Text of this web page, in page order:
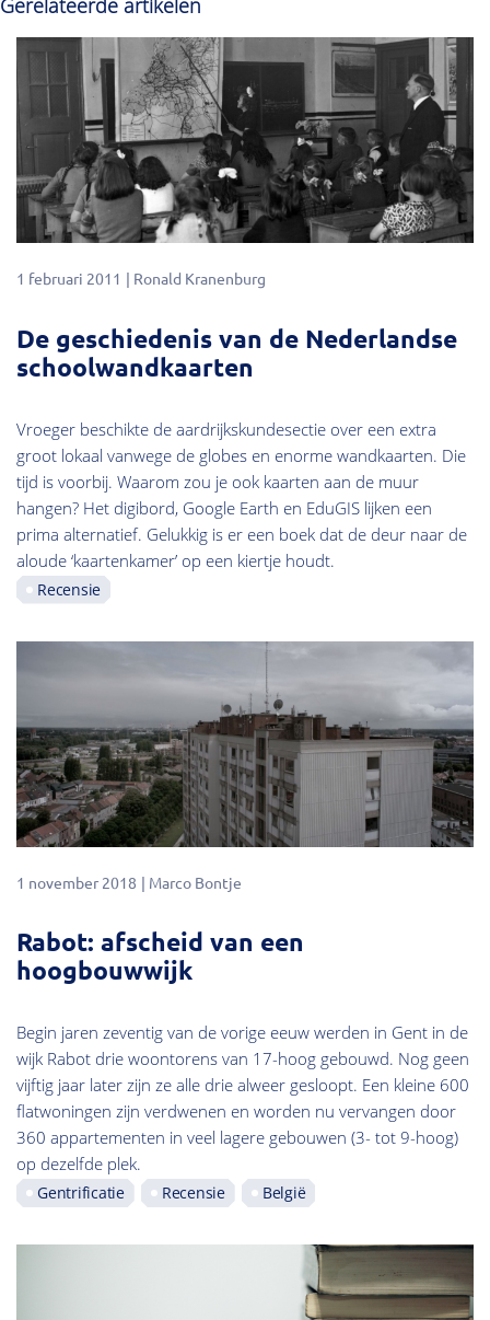
1 februari 2011 Ronald Kranenburg
De geschiedenis van de Nederlandse
schoolwandkaarten
Vroeger beschikte de aardrijkskundesectie over een extra
groot lokaal vanwege de globes en enorme wandkaarten. Die
tijd is voorbij. Waarom zou je ook kaarten aan de muur
hangen? Het digibord, Google Earth en EduGIS lijken een
prima alternatief. Gelukkig is er een boek dat de deur naar de
aloude ‘kaartenkamer’ op een kiertje houdt.
Recensie
1 november 2018 Marco Bontje
Rabot: afscheid van een
hoogbouwwijk
Begin jaren zeventig van de vorige eeuw werden in Gent in de
wijk Rabot drie woontorens van 17-hoog gebouwd. Nog geen
vijftig jaar later zijn ze alle drie alweer gesloopt. Een kleine 600
flatwoningen zijn verdwenen en worden nu vervangen door
360 appartementen in veel lagere gebouwen (3- tot 9-hoog)
op dezelfde plek.
Gentrificatie Recensie België